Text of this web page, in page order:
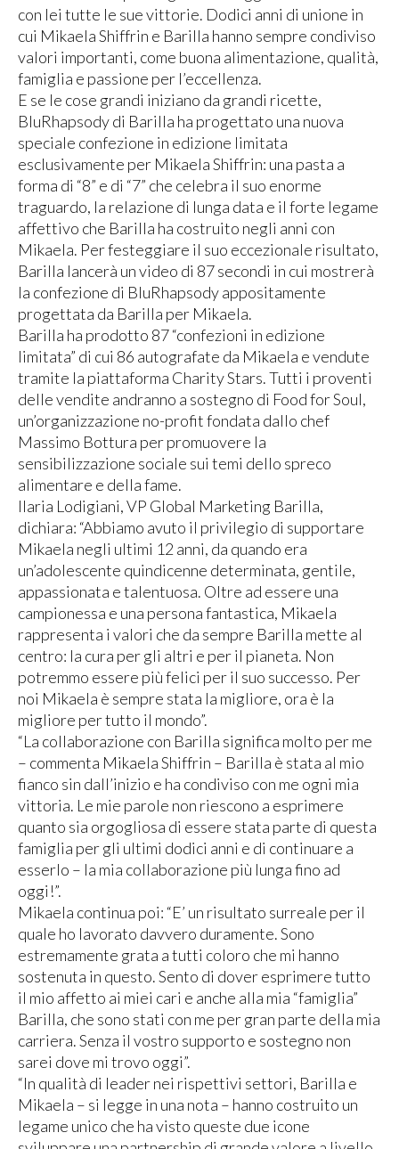
con lei tutte le sue vittorie. Dodici anni di unione in
cui Mikaela Shiffrin e Barilla hanno sempre condiviso
valori importanti, come buona alimentazione, qualità,
famiglia e passione per l’eccellenza.
E se le cose grandi iniziano da grandi ricette,
BluRhapsody di Barilla ha progettato una nuova
speciale confezione in edizione limitata
esclusivamente per Mikaela Shiffrin: una pasta a
forma di “8” e di “7” che celebra il suo enorme
traguardo, la relazione di lunga data e il forte legame
affettivo che Barilla ha costruito negli anni con
Mikaela. Per festeggiare il suo eccezionale risultato,
Barilla lancerà un video di 87 secondi in cui mostrerà
la confezione di BluRhapsody appositamente
progettata da Barilla per Mikaela.
Barilla ha prodotto 87 “confezioni in edizione
limitata” di cui 86 autografate da Mikaela e vendute
tramite la piattaforma Charity Stars. Tutti i proventi
delle vendite andranno a sostegno di Food for Soul,
un’organizzazione no-profit fondata dallo chef
Massimo Bottura per promuovere la
sensibilizzazione sociale sui temi dello spreco
alimentare e della fame.
Ilaria Lodigiani, VP Global Marketing Barilla,
dichiara: “Abbiamo avuto il privilegio di supportare
Mikaela negli ultimi 12 anni, da quando era
un’adolescente quindicenne determinata, gentile,
appassionata e talentuosa. Oltre ad essere una
campionessa e una persona fantastica, Mikaela
rappresenta i valori che da sempre Barilla mette al
centro: la cura per gli altri e per il pianeta. Non
potremmo essere più felici per il suo successo. Per
noi Mikaela è sempre stata la migliore, ora è la
migliore per tutto il mondo”.
“La collaborazione con Barilla significa molto per me
– commenta Mikaela Shiffrin – Barilla è stata al mio
fianco sin dall’inizio e ha condiviso con me ogni mia
vittoria. Le mie parole non riescono a esprimere
quanto sia orgogliosa di essere stata parte di questa
famiglia per gli ultimi dodici anni e di continuare a
esserlo – la mia collaborazione più lunga fino ad
oggi!”.
Mikaela continua poi: “E’ un risultato surreale per il
quale ho lavorato davvero duramente. Sono
estremamente grata a tutti coloro che mi hanno
sostenuta in questo. Sento di dover esprimere tutto
il mio affetto ai miei cari e anche alla mia “famiglia”
Barilla, che sono stati con me per gran parte della mia
carriera. Senza il vostro supporto e sostegno non
sarei dove mi trovo oggi”.
“In qualità di leader nei rispettivi settori, Barilla e
Mikaela – si legge in una nota – hanno costruito un
legame unico che ha visto queste due icone